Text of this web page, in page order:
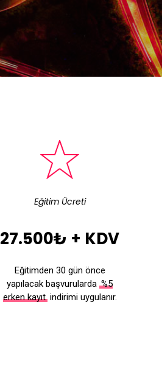
Eğitim Ücreti
27.500₺ + KDV
Eğitimden 30 gün önce
yapılacak başvurularda %5
erken kayıtindirimi uygulanır.